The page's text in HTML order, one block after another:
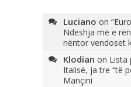
Luciano on
Ndeshja më e
nëntor vendoset
Klodian on Lista
Italisë, ja tre “të
Mançini